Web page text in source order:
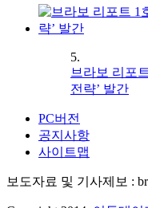
5.
브라보 리포
전략’ 발간
PC버전
공지사항
사이트맵
보도자료 및 기사제보 :